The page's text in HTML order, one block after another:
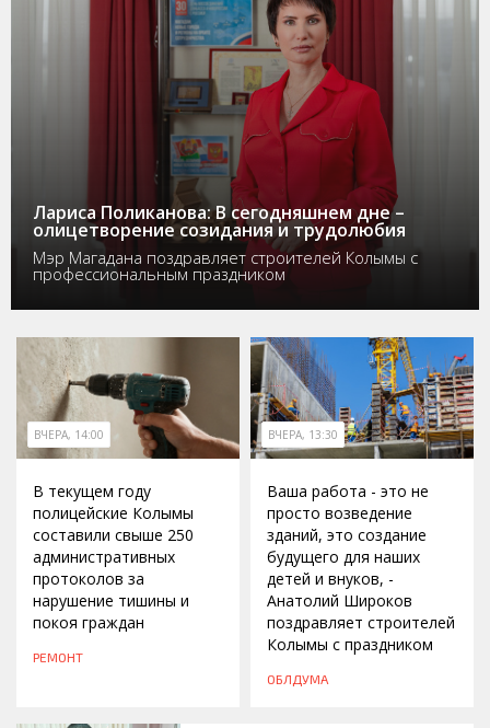
Лариса Поликанова: В сегодняшнем дне –
олицетворение созидания и трудолюбия
Мэр Магадана поздравляет строителей Колымы с
профессиональным праздником
ВЧЕРА, 14:00
В текущем году
полицейские Колымы
составили свыше 250
административных
протоколов за
нарушение тишины и
покоя граждан
РЕМОНТ
ВЧЕРА, 13:30
Ваша работа - это не
просто возведение
зданий, это создание
будущего для наших
детей и внуков, -
Анатолий Широков
поздравляет строителей
Колымы с праздником
ОБЛДУМА